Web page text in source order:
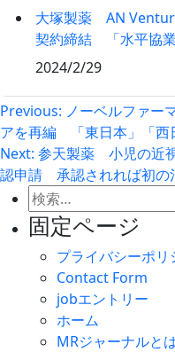
大塚製薬 AN
契約締結 「水平協
2024/2/29
投
稿
ナ
ビ
ゲ
Previous: ノーベルファー
アを再編 「東日本」「西
Next: 参天製薬 小児の近
認申請 承認されれば初の
検
索:
固定ページ
プライバシーポリ
Contact Form
jobエントリー
ホーム
MRジャーナルと